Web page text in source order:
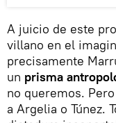
A juicio de este
villano en el
precisamente
un prisma
no queremos.
a Argelia o Túnez.